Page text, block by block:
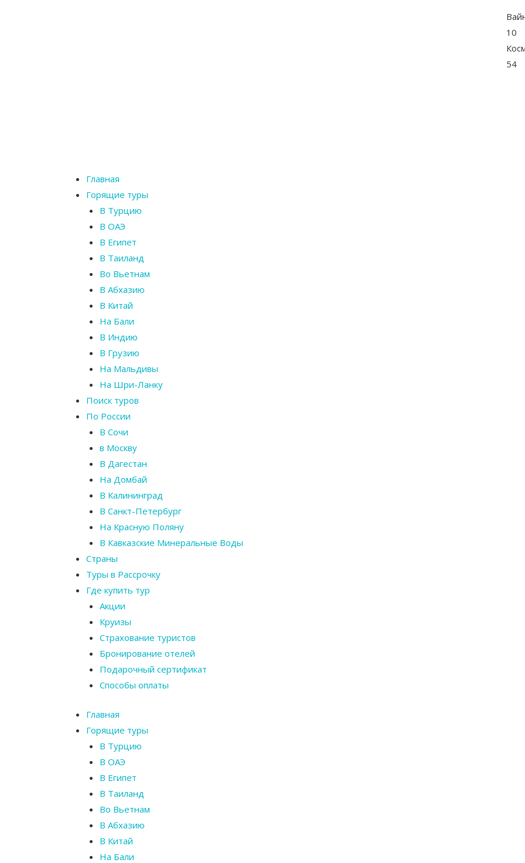
10
54
Главная
Горящие туры
В Турцию
В ОАЭ
В Египет
В Таиланд
Во Вьетнам
В Абхазию
В Китай
На Бали
В Индию
В Грузию
На Мальдивы
На Шри-Ланку
Поиск туров
По России
В Сочи
в Москву
В Дагестан
На Домбай
В Калининград
В Санкт-Петербург
На Красную Поляну
В Кавказские Минеральные Воды
Страны
Туры в Рассрочку
Где купить тур
Акции
Круизы
Страхование туристов
Бронирование отелей
Подарочный сертификат
Способы оплаты
Главная
Горящие туры
В Турцию
В ОАЭ
В Египет
В Таиланд
Во Вьетнам
В Абхазию
В Китай
На Бали